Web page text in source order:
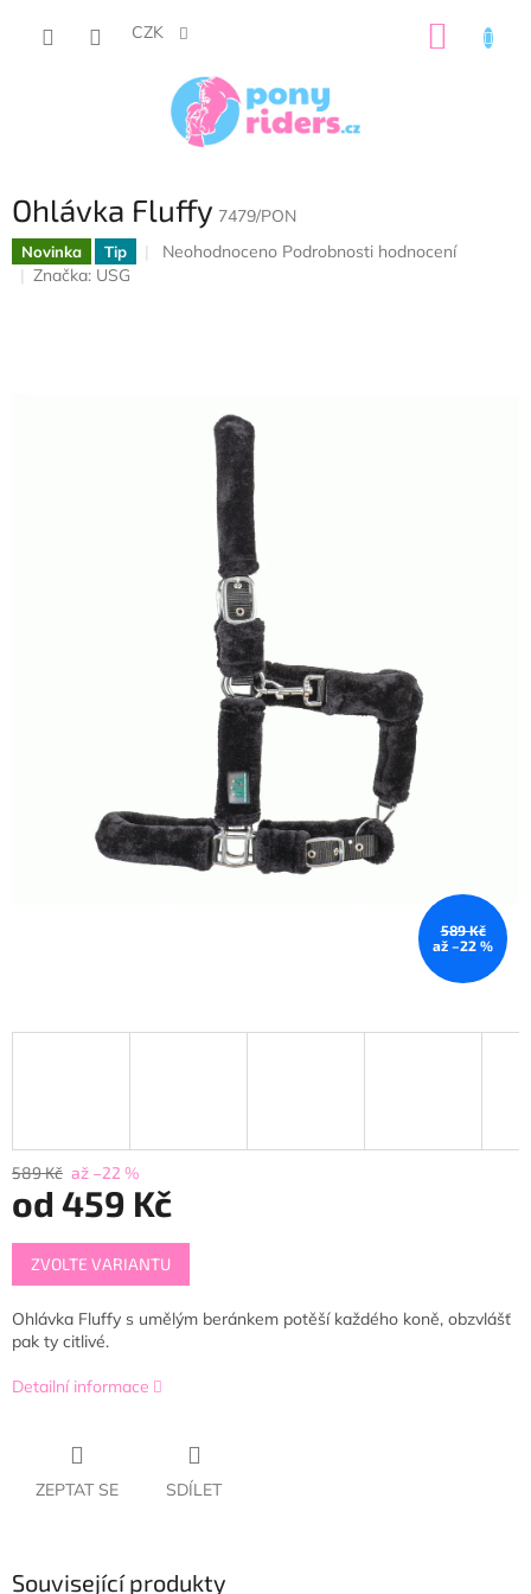
CZK
Ohlávka Fluffy 7479/PON
Novinka Tip
Průměrné
Neohodnoceno Podrobnosti hodnocení
Značka: USG
589 Kč
až –22 %
589 Kč až –22 %
od 459 Kč
Měrná
cena:
ZVOLTE VARIANTU
Ohlávka Fluffy s umělým beránkem potěší každého koně, obzvlášť
pak ty citlivé.
Detailní informace
ZEPTAT SE SDÍLET
Související produkty